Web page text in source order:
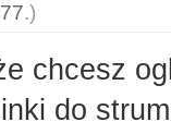
.)
chcesz
do